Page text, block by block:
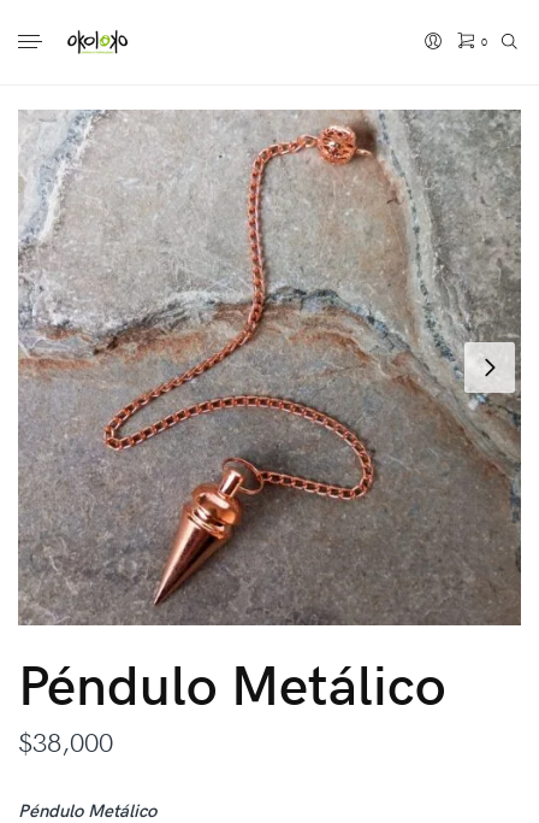
0
Péndulo Metálico
$38,000
Péndulo Metálico